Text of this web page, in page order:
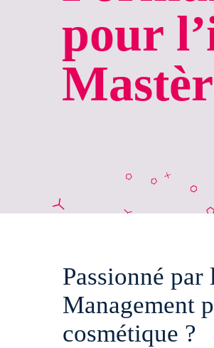
pour
Passionné
Management
cosmétique ?